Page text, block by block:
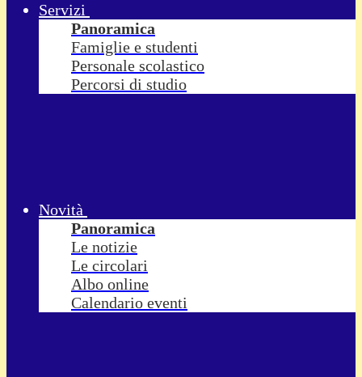
Servizi
Panoramica
Famiglie e studenti
Personale scolastico
Percorsi di studio
Novità
Panoramica
Le notizie
Le circolari
Albo online
Calendario eventi